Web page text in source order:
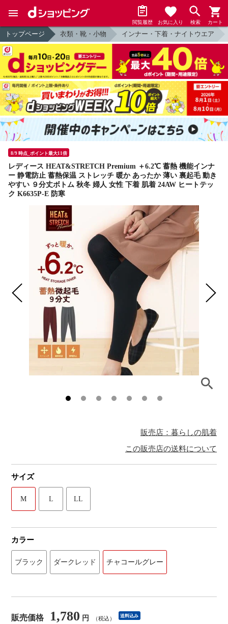
閲覧履歴 お気に入り 検索 カート
トップページ 衣類・靴・小物 インナー・下着・ナイトウエア
8/9 時点_ポイント最大11倍
レディース HEAT&STRETCH Premium ＋6.2℃ 蓄熱 機能インナ
ー 静電防止 蓄熱保温 ストレッチ 暖か あったか 薄い 裏起毛 動き
やすい ９分丈ボトム 秋冬 婦人 女性 下着 肌着 24AW ヒートテッ
ク K6635P-E 防寒
販売店：暮らしの肌着
この販売店の送料について
サイズ
M L LL
カラー
ブラック ダークレッド チャコールグレー
販売価格 1,780 円 （税込） 送料込み